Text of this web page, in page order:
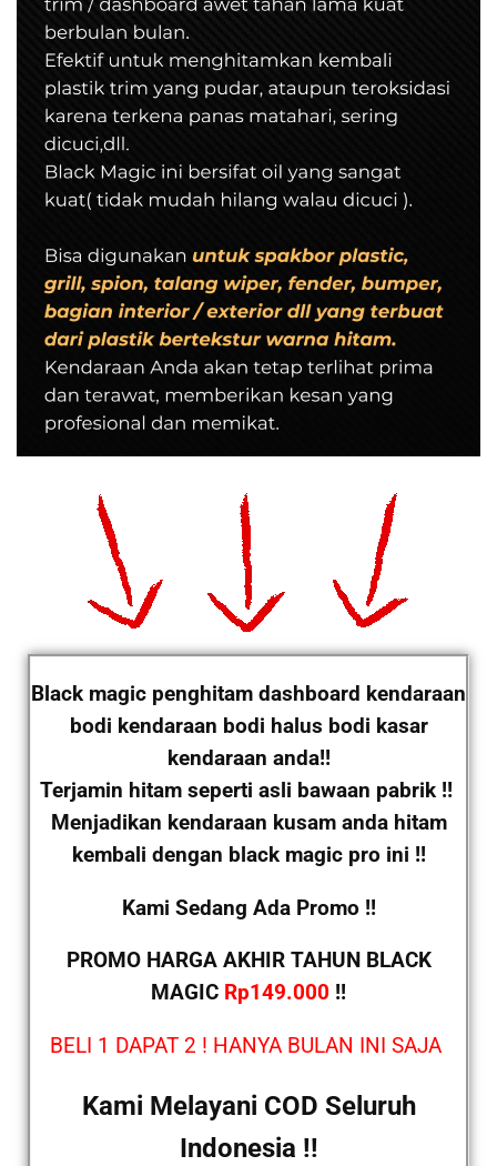
Black magic penghitam dashboard kendaraan
bodi kendaraan bodi halus bodi kasar
kendaraan anda!!
Terjamin hitam seperti asli bawaan pabrik !!
Menjadikan kendaraan kusam anda hitam
kembali dengan black magic pro ini !!
Kami Sedang Ada Promo !!
PROMO HARGA AKHIR TAHUN BLACK
MAGIC Rp149.000 !!
BELI 1 DAPAT 2 ! HANYA BULAN INI SAJA
Kami Melayani COD Seluruh
Indonesia !!